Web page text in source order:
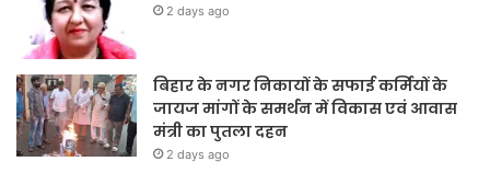
2 days ago
बिहार के नगर निकायों के सफाई कर्मियों के
जायज मांगों के समर्थन में विकास एवं आवास
मंत्री का पुतला दहन
2 days ago